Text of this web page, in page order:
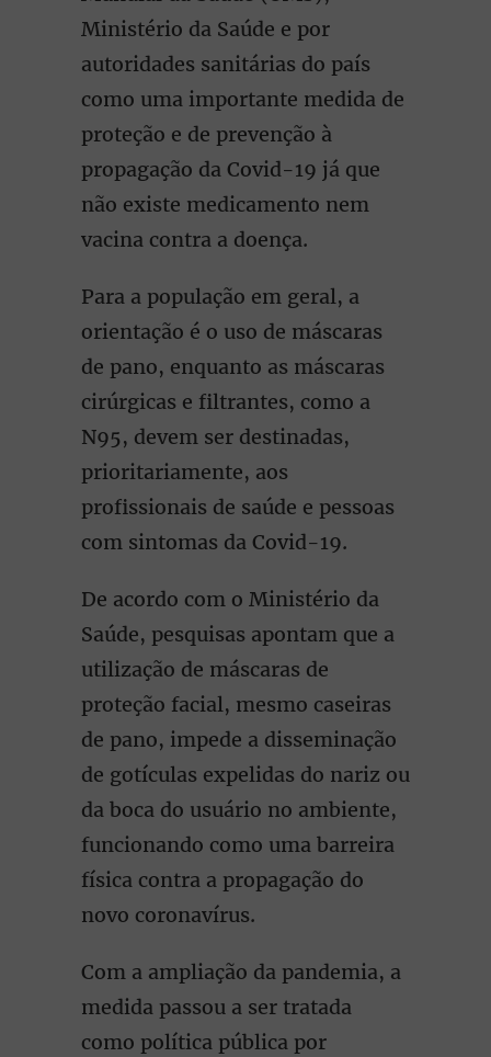
Ministério da Saúde e por
autoridades sanitárias do país
como uma importante medida de
proteção e de prevenção à
propagação da Covid-19 já que
não existe medicamento nem
vacina contra a doença.
Para a população em geral, a
orientação é o uso de máscaras
de pano, enquanto as máscaras
cirúrgicas e filtrantes, como a
N95, devem ser destinadas,
prioritariamente, aos
profissionais de saúde e pessoas
com sintomas da Covid-19.
De acordo com o Ministério da
Saúde, pesquisas apontam que a
utilização de máscaras de
proteção facial, mesmo caseiras
de pano, impede a disseminação
de gotículas expelidas do nariz ou
da boca do usuário no ambiente,
funcionando como uma barreira
física contra a propagação do
novo coronavírus.
Com a ampliação da pandemia, a
medida passou a ser tratada
como política pública por